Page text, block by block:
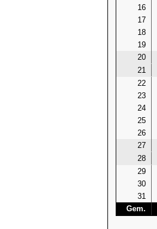
16
17
18
19
20
21
22
23
24
25
26
27
28
29
30
31
Gem.